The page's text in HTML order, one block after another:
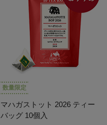
数量限定
マハガストット 2026 ティー
バッグ 10個入